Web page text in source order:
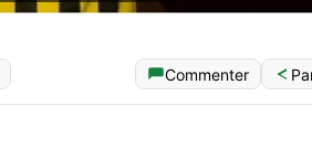
Commenter